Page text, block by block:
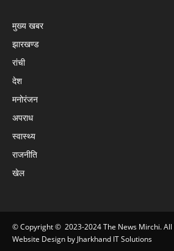
मुख्य खबर
झारखण्ड
रांची
देश
मनोरंजन
अपराध
स्वास्थ्य
राजनीति
खेल
© Copyright © 2023-2024 The News Mirchi. All
Website Design by Jharkhand IT Solutions